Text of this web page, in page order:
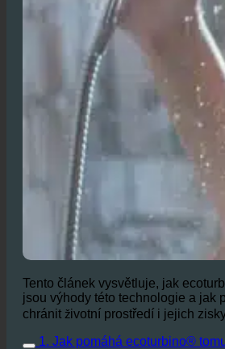
Tento článek vysvětluje, jak
jsou výhody této technologie a jak